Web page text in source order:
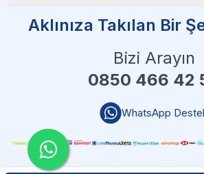
Aklınıza Takılan Bir
Bizi Arayın
0850 466 42
WhatsApp